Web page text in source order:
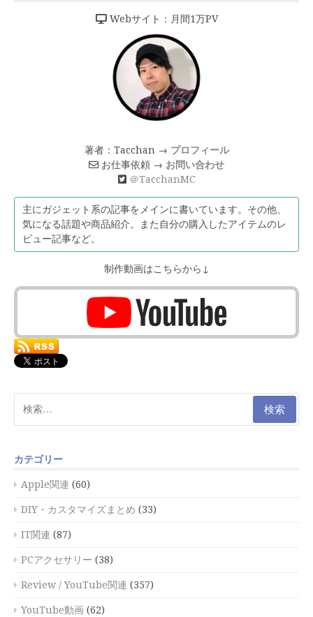
Webサイト：月間1万PV
著者：Tacchan → プロフィール
お仕事依頼 → お問い合わせ
＠TacchanMC
主にガジェット系の記事をメインに書いています。その他、
気になる話題や商品紹介。また自分の購入したアイテムのレ
ビュー記事など。
制作動画はこちらから↓
索:
カテゴリー
Apple関連 (60)
DIY・カスタマイズまとめ (33)
IT関連 (87)
PCアクセサリー (38)
Review / YouTube関連 (357)
YouTube動画 (62)